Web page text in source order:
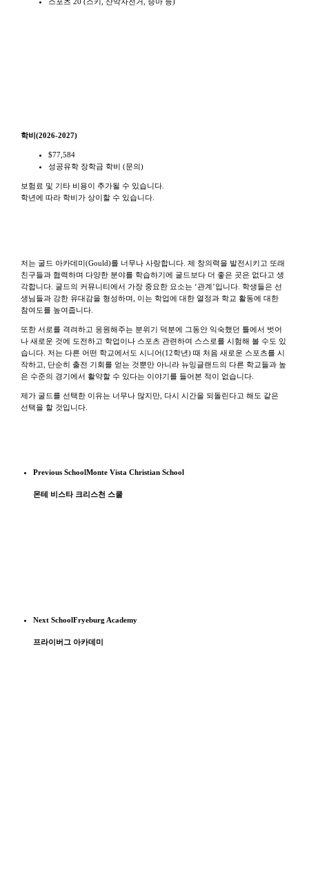
학비(2026-2027)
$77,584
성공유학 장학금 학비 (문의)
보험료 및 기타 비용이 추가될 수 있습니다.
학년에 따라 학비가 상이할 수 있습니다.
저는 굴드 아카데미(Gould)를 너무나 사랑합니다. 제 창의력을 발전시키고 또래
친구들과 협력하며 다양한 분야를 학습하기에 굴드보다 더 좋은 곳은 없다고 생
각합니다. 굴드의 커뮤니티에서 가장 중요한 요소는 ‘관계’입니다. 학생들은 선
생님들과 강한 유대감을 형성하며, 이는 학업에 대한 열정과 학교 활동에 대한
참여도를 높여줍니다.
또한 서로를 격려하고 응원해주는 분위기 덕분에 그동안 익숙했던 틀에서 벗어
나 새로운 것에 도전하고 학업이나 스포츠 관련하여 스스로를 시험해 볼 수도 있
습니다. 저는 다른 어떤 학교에서도 시니어(12학년) 때 처음 새로운 스포츠를 시
작하고, 단순히 출전 기회를 얻는 것뿐만 아니라 뉴잉글랜드의 다른 학교들과 높
은 수준의 경기에서 활약할 수 있다는 이야기를 들어본 적이 없습니다.
제가 굴드를 선택한 이유는 너무나 많지만, 다시 시간을 되돌린다고 해도 같은
선택을 할 것입니다.
Previous SchoolMonte Vista Christian School
몬테 비스타 크리스천 스쿨
Next SchoolFryeburg Academy
프라이버그 아카데미